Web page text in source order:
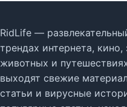
RidLife —
трендах интернета, кино,
животных и
выходят свежие
статьи и вирусные